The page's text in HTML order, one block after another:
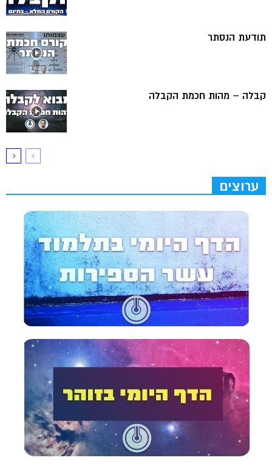
תודעת הנסתר
קבלה – מהות חכמת הקבלה
ערוצים